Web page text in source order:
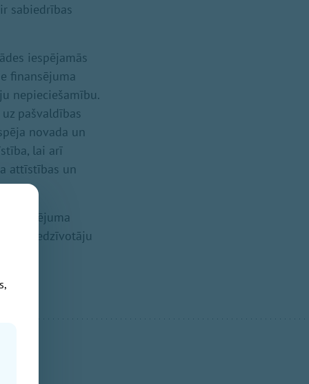
sabiedrības
iespējamās
finansējuma
nepieciešamību.
pašvaldības
novada un
lai arī
attīstības un
izvērtējuma
un iedzīvotāju